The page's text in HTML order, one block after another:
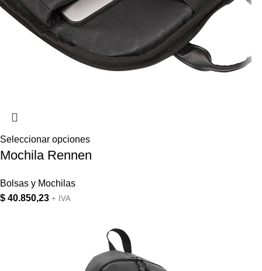
Seleccionar opciones
Mochila Rennen
Bolsas y Mochilas
$ 40.850,23 + IVA